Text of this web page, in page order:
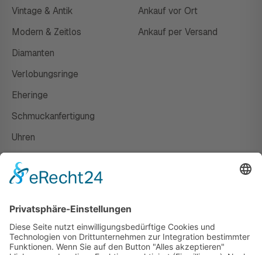
Vintage & Antik
Modern & Zeitlos
Diamanten
Verlobungsringe
Eheringe
Schmuckanfertigung
Uhren
Ankauf vor Ort
Ankauf per Versand
Susanne Steiger
Geschäfte